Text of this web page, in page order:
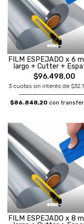
FILM ESPEJADO x 6
largo + Cutter +
$96.498,00
3 cuotas sin interés de
$86.848,20 con
FILM ESPEJADO x 8